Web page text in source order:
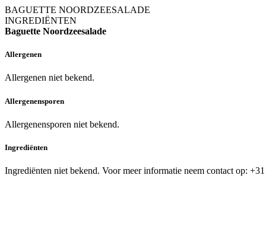
BAGUETTE NOORDZEESALADE
INGREDIËNTEN
Baguette Noordzeesalade
Allergenen
Allergenen niet bekend.
Allergenensporen
Allergenensporen niet bekend.
Ingrediënten
Ingrediënten niet bekend. Voor meer informatie neem contact op: